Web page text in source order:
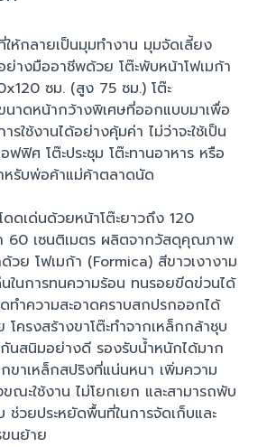
ห้กลายเป็นมุมทำงาน มุมจัดเลี้ยง
ย่างมืออาชีพด้วย โต๊ะพับหน้าโฟเมก้า
ซม. (สูง 75 ซม.) โต๊ะ
นาดหน้ากว้างพิเศษที่ออกแบบมาเพื่อ
รใช้งานได้อย่างคุ้มค่า ไม่ว่าจะใช้เป็น
ฟฟิศ โต๊ะประชุม โต๊ะทานอาหาร หรือ
หรับพ่อค้าแม่ค้าตลาดนัด
ดดเด่นด้วยหน้าโต๊ะยาวถึง 120
60 เซนติเมตร ผลิตจากวัสดุคุณภาพ
วย โฟเมก้า (Formica) สีขาวเงางาม
นการทนความร้อน ทนรอยขีดข่วนได้
ทำความสะอาดคราบสกปรกออกได้
ครงสร้างขาโต๊ะทำจากเหล็กกล้าชุบ
นสนิมอย่างดี รองรับน้ำหนักได้มาก
ขาเหล็กสปริงที่แน่นหนา เพิ่มความ
ณะใช้งาน ไม่โยกเยก และสามารถพับ
ช่วยประหยัดพื้นที่ในการจัดเก็บและ
นย้าย